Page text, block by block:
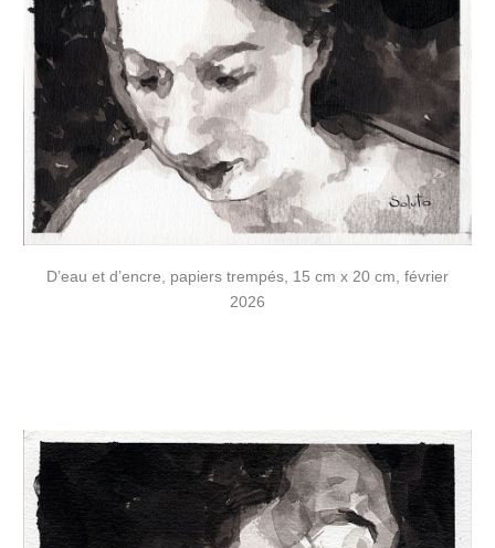
D’eau et d’encre, papiers trempés, 15 cm x 20 cm, février
2026